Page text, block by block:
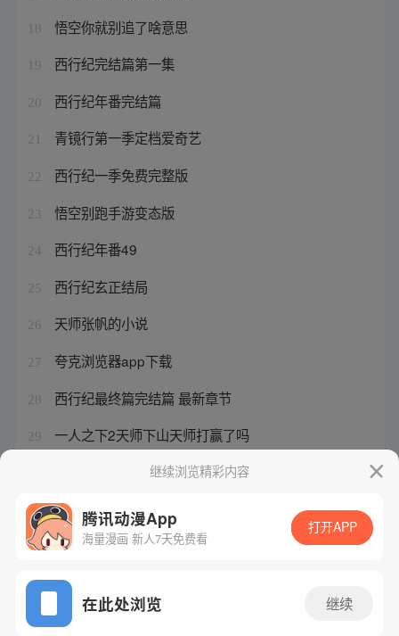
18 悟空你就别追了啥意思
19 西行纪完结篇第一集
20 西行纪年番完结篇
21 青镜行第一季定档爱奇艺
22 西行纪一季免费完整版
23 悟空别跑手游变态版
24 西行纪年番49
25 西行纪玄正结局
26 天师张帆的小说
27 夸克浏览器app下载
28 西行纪最终篇完结篇 最新章节
29 一人之下2天师下山天师打赢了吗
悟空租车商家版下载继续浏览精彩内容
腾讯动漫App
海量漫画 新人7天免费看
打开APP
在此处浏览 继续
网站备案/许可证号：粤B2-20090059-5
Copyright©1998 - 2026 Tencent. All Rights Reserved